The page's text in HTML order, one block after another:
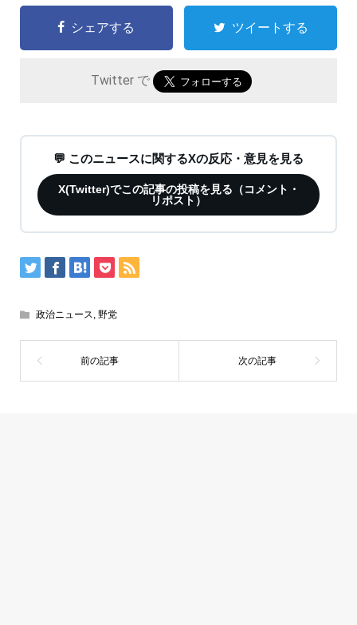
シェアする ツイートする
Twitter で
💬 このニュースに関するXの反応・意見を見る
X(Twitter)でこの記事の投稿を見る（コメント・
リポスト）
政治ニュース, 野党